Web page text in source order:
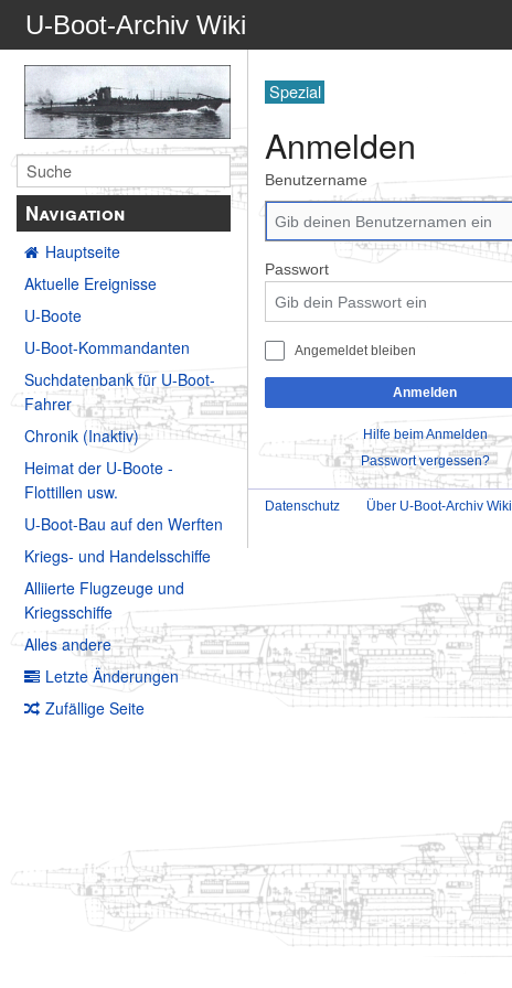
U-Boot-Archiv Wiki
Navigation
Hauptseite
Aktuelle Ereignisse
U-Boote
U-Boot-Kommandanten
Suchdatenbank für U-Boot-
Fahrer
Chronik (Inaktiv)
Heimat der U-Boote -
Flottillen usw.
U-Boot-Bau auf den Werften
Kriegs- und Handelsschiffe
Alliierte Flugzeuge und
Kriegsschiffe
Alles andere
Letzte Änderungen
Zufällige Seite
Spezial
Anmelden
Benutzername
Passwort
Angemeldet bleiben
Anmelden
Hilfe beim Anmelden
Passwort vergessen?
Datenschutz Über U-Boot-Archiv Wiki